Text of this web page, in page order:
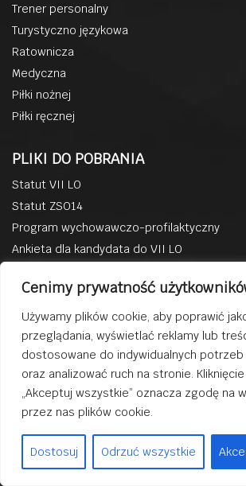
Na tej stronie stosujemy pliki cookies.
Kontynuowanie przeglądania serwisu
zmiany ustawień traktujemy jako
użycie plików cookies..
Rozumiem!
Cenimy prywatność
Używamy plików cookie, aby poprawić
przeglądania, wyświetlać reklamy lub
dostosowane do indywidualnych potrzeb
oraz analizować ruch na stronie.
„Akceptuj wszystkie” oznacza zgodę na
przez nas plików cookie.
Dostosuj Odrzuć wszystkie
Trener personalny
Turystyczno językowa
Ratownicza
Medyczna
Piłki nożnej
Piłki ręcznej
PLIKI DO POBRANIA
Statut VII LO
Statut ZSO14
Program wychowawczo-profilaktyczny
Ankieta dla kandydata do VII LO
BACZYN W MEDIACH
Facebook
YouTube
Instagram
Twitter
© 2019 VII liceum Ogólnokształcące im.
Baczyńskiego w Sosnowcu